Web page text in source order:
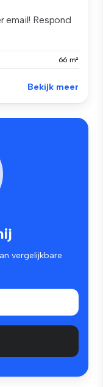
email! Respond
66 m²
Bekijk meer
vergelijkbare